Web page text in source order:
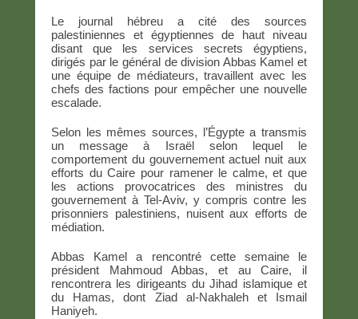
Le journal hébreu a cité des sources
palestiniennes et égyptiennes de haut niveau
disant que les services secrets égyptiens,
dirigés par le général de division Abbas Kamel et
une équipe de médiateurs, travaillent avec les
chefs des factions pour empêcher une nouvelle
escalade.
Selon les mêmes sources, l’Égypte a transmis
un message à Israël selon lequel le
comportement du gouvernement actuel nuit aux
efforts du Caire pour ramener le calme, et que
les actions provocatrices des ministres du
gouvernement à Tel-Aviv, y compris contre les
prisonniers palestiniens, nuisent aux efforts de
médiation.
Abbas Kamel a rencontré cette semaine le
président Mahmoud Abbas, et au Caire, il
rencontrera les dirigeants du Jihad islamique et
du Hamas, dont Ziad al-Nakhaleh et Ismail
Haniyeh.